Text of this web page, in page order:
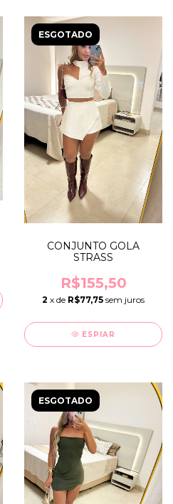
ESGOTADO
CONJUNTO GOLA
STRASS
R$155,50
2 x de R$77,75 sem juros
ESPIAR
ESGOTADO